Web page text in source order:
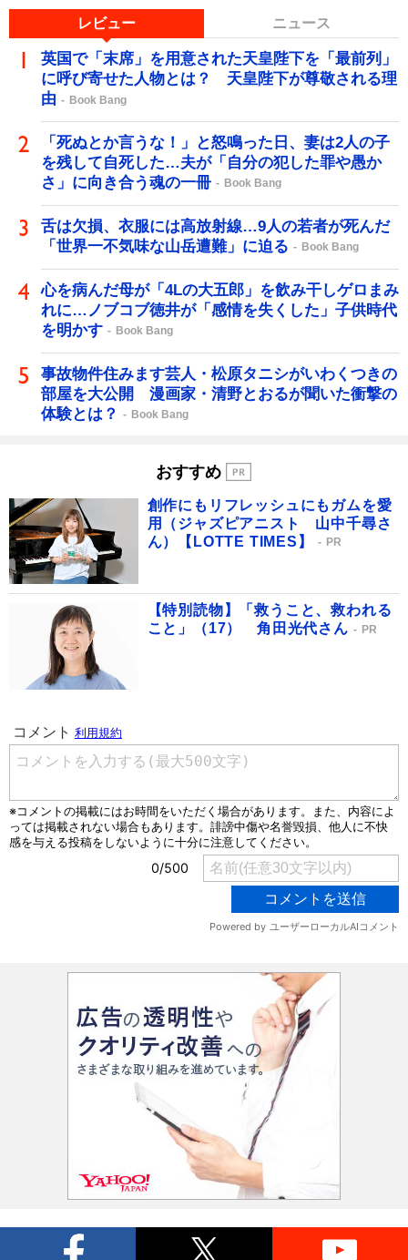
レビュー ニュース
英国で「末席」を用意された天皇陛下を「最前列」
に呼び寄せた人物とは？ 天皇陛下が尊敬される理
由
Book Bang
「死ぬとか言うな！」と怒鳴った日、妻は2人の子
を残して自死した…夫が「自分の犯した罪や愚か
さ」に向き合う魂の一冊
Book Bang
舌は欠損、衣服には高放射線…9人の若者が死んだ
「世界一不気味な山岳遭難」に迫る
Book Bang
心を病んだ母が「4Lの大五郎」を飲み干しゲロまみ
れに…ノブコブ徳井が「感情を失くした」子供時代
を明かす
Book Bang
事故物件住みます芸人・松原タニシがいわくつきの
部屋を大公開 漫画家・清野とおるが聞いた衝撃の
体験とは？
Book Bang
おすすめ
創作にもリフレッシュにもガムを愛
用（ジャズピアニスト 山中千尋さ
ん）【LOTTE TIMES】
PR
【特別読物】「救うこと、救われる
こと」（17） 角田光代さん
PR